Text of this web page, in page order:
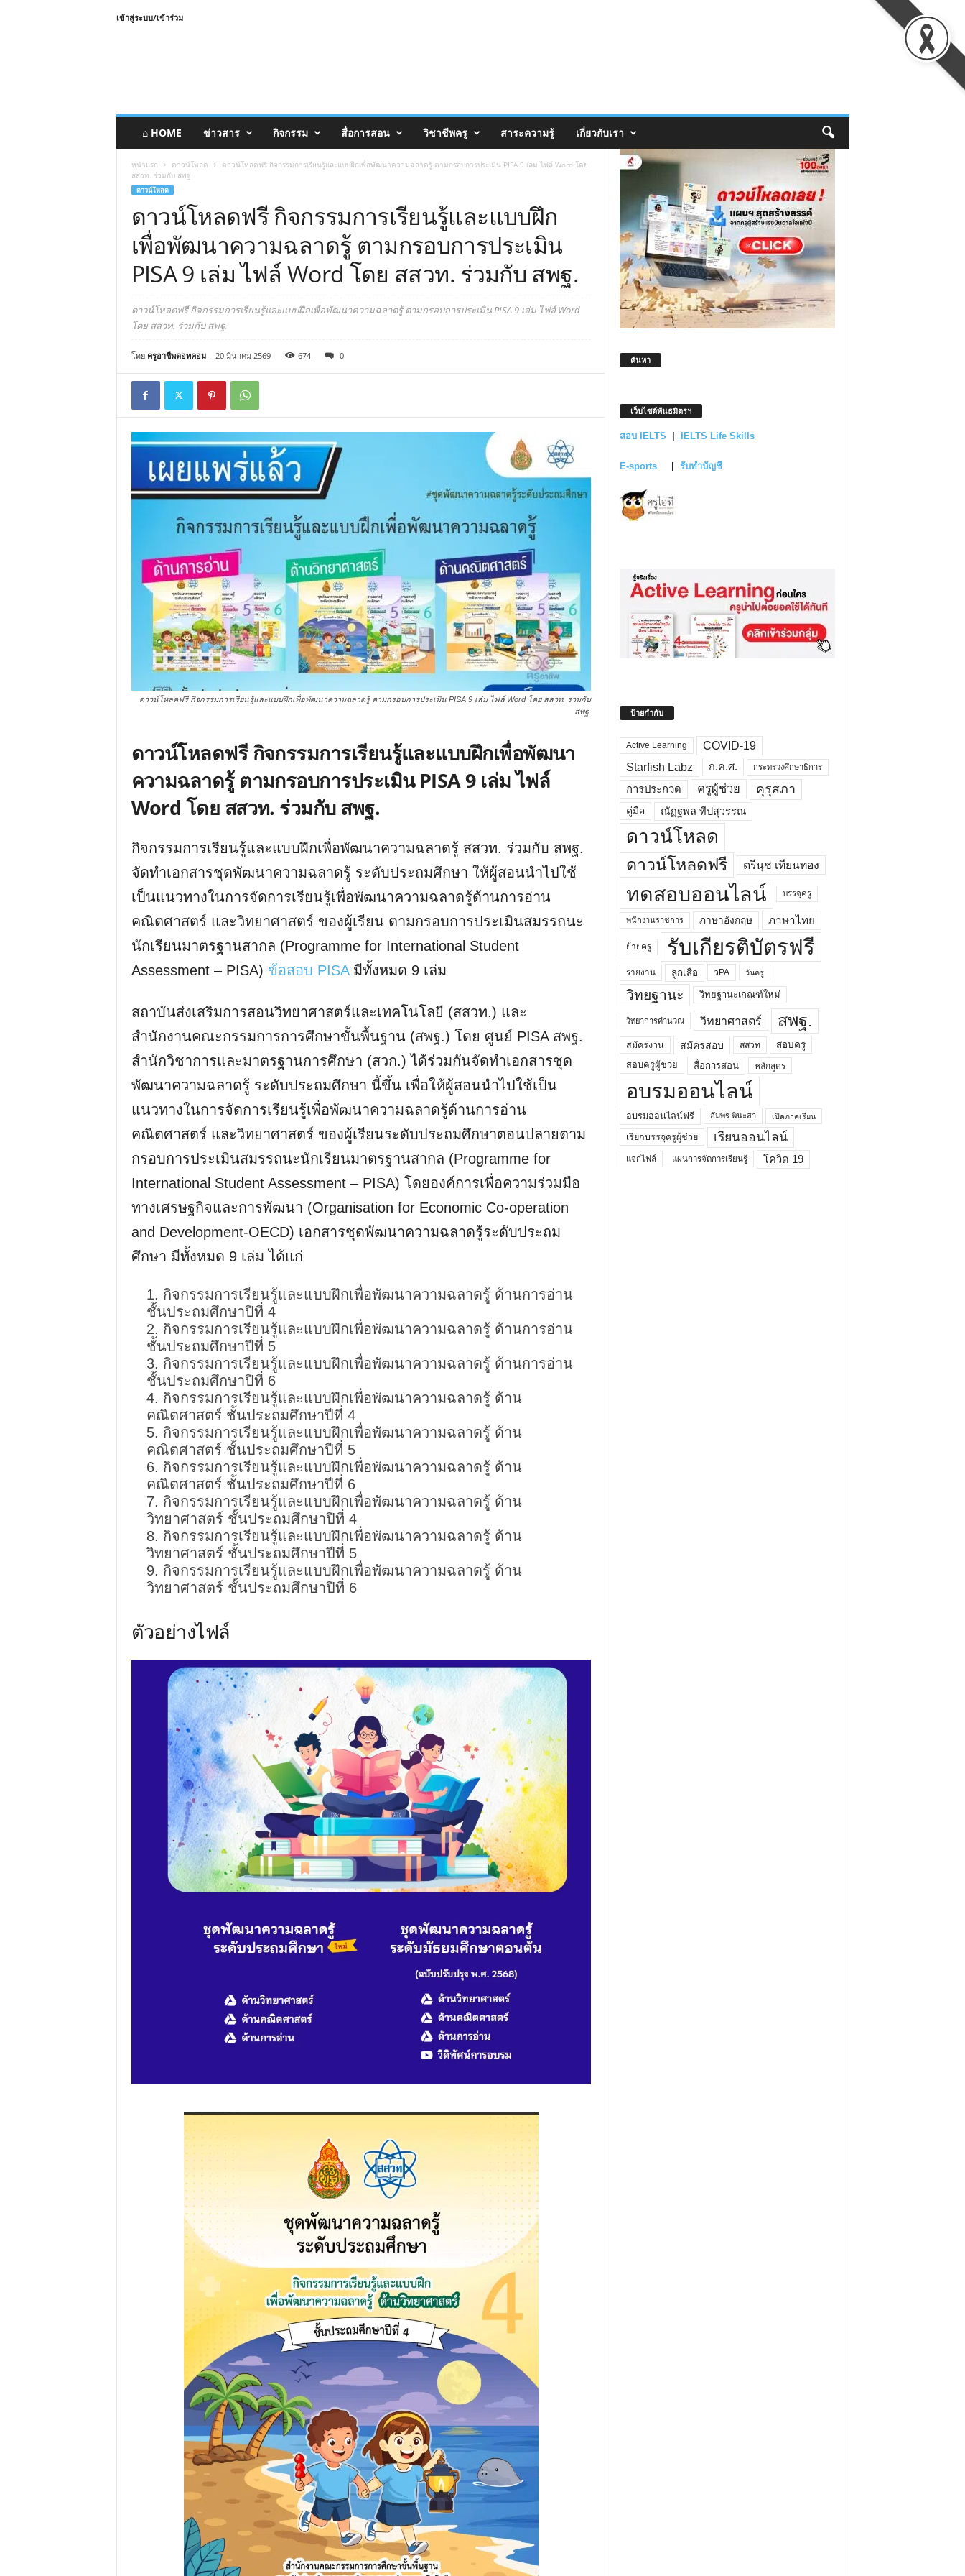
เข้าสู่ระบบ/เข้าร่วม
⌂ HOME ข่าวสาร กิจกรรม สื่อการสอน วิชาชีพครู สาระความรู้ เกี่ยวกับเรา
หน้าแรก ดาวน์โหลด
ดาวน์โหลดฟรี กิจกรรมการเรียนรู้และแบบฝึกเพื่อพัฒนาความฉลาดรู้ ตามกรอบการประเมิน PISA 9 เล่ม ไฟล์ Word โดย
สสวท. ร่วมกับ สพฐ.
ดาวน์โหลด
ดาวน์โหลดฟรี กิจกรรมการเรียนรู้และแบบฝึก
เพื่อพัฒนาความฉลาดรู้ ตามกรอบการประเมิน
PISA 9 เล่ม ไฟล์ Word โดย สสวท. ร่วมกับ สพฐ.
ดาวน์โหลดฟรี กิจกรรมการเรียนรู้และแบบฝึกเพื่อพัฒนาความฉลาดรู้ ตามกรอบการประเมิน PISA 9 เล่ม ไฟล์ Word
โดย สสวท. ร่วมกับ สพฐ.
โดย ครูอาชีพดอทคอม- 20 มีนาคม 2569 674 0
ดาวน์โหลดฟรี กิจกรรมการเรียนรู้และแบบฝึกเพื่อพัฒนาความฉลาดรู้ ตามกรอบการประเมิน PISA 9 เล่ม ไฟล์ Word โดย สสวท. ร่วมกับ
สพฐ.
ดาวน์โหลดฟรี กิจกรรมการเรียนรู้และแบบฝึกเพื่อพัฒนา
ความฉลาดรู้ ตามกรอบการประเมิน PISA 9 เล่ม ไฟล์
Word โดย สสวท. ร่วมกับ สพฐ.
กิจกรรมการเรียนรู้และแบบฝึกเพื่อพัฒนาความฉลาดรู้ สสวท. ร่วมกับ สพฐ.
จัดทำเอกสารชุดพัฒนาความฉลาดรู้ ระดับประถมศึกษา ให้ผู้สอนนำไปใช้
เป็นแนวทางในการจัดการเรียนรู้เพื่อพัฒนาความฉลาดรู้ด้านการอ่าน
คณิตศาสตร์ และวิทยาศาสตร์ ของผู้เรียน ตามกรอบการประเมินสมรรถนะ
นักเรียนมาตรฐานสากล (Programme for International Student
Assessment – PISA) ข้อสอบ PISA มีทั้งหมด 9 เล่ม
สถาบันส่งเสริมการสอนวิทยาศาสตร์และเทคโนโลยี (สสวท.) และ
สำนักงานคณะกรรมการการศึกษาขั้นพื้นฐาน (สพฐ.) โดย ศูนย์ PISA สพฐ.
สำนักวิชาการและมาตรฐานการศึกษา (สวก.) ได้ร่วมกันจัดทำเอกสารชุด
พัฒนาความฉลาดรู้ ระดับประถมศึกษา นี้ขึ้น เพื่อให้ผู้สอนนำไปใช้เป็น
แนวทางในการจัดการเรียนรู้เพื่อพัฒนาความฉลาดรู้ด้านการอ่าน
คณิตศาสตร์ และวิทยาศาสตร์ ของผู้เรียนระดับประถมศึกษาตอนปลายตาม
กรอบการประเมินสมรรถนะนักเรียนมาตรฐานสากล (Programme for
International Student Assessment – PISA) โดยองค์การเพื่อความร่วมมือ
ทางเศรษฐกิจและการพัฒนา (Organisation for Economic Co-operation
and Development-OECD) เอกสารชุดพัฒนาความฉลาดรู้ระดับประถม
ศึกษา มีทั้งหมด 9 เล่ม ได้แก่
กิจกรรมการเรียนรู้และแบบฝึกเพื่อพัฒนาความฉลาดรู้ ด้านการอ่าน
ชั้นประถมศึกษาปีที่ 4
กิจกรรมการเรียนรู้และแบบฝึกเพื่อพัฒนาความฉลาดรู้ ด้านการอ่าน
ชั้นประถมศึกษาปีที่ 5
กิจกรรมการเรียนรู้และแบบฝึกเพื่อพัฒนาความฉลาดรู้ ด้านการอ่าน
ชั้นประถมศึกษาปีที่ 6
กิจกรรมการเรียนรู้และแบบฝึกเพื่อพัฒนาความฉลาดรู้ ด้าน
คณิตศาสตร์ ชั้นประถมศึกษาปีที่ 4
กิจกรรมการเรียนรู้และแบบฝึกเพื่อพัฒนาความฉลาดรู้ ด้าน
คณิตศาสตร์ ชั้นประถมศึกษาปีที่ 5
กิจกรรมการเรียนรู้และแบบฝึกเพื่อพัฒนาความฉลาดรู้ ด้าน
คณิตศาสตร์ ชั้นประถมศึกษาปีที่ 6
กิจกรรมการเรียนรู้และแบบฝึกเพื่อพัฒนาความฉลาดรู้ ด้าน
วิทยาศาสตร์ ชั้นประถมศึกษาปีที่ 4
กิจกรรมการเรียนรู้และแบบฝึกเพื่อพัฒนาความฉลาดรู้ ด้าน
วิทยาศาสตร์ ชั้นประถมศึกษาปีที่ 5
กิจกรรมการเรียนรู้และแบบฝึกเพื่อพัฒนาความฉลาดรู้ ด้าน
วิทยาศาสตร์ ชั้นประถมศึกษาปีที่ 6
ตัวอย่างไฟล์
ค้นหา
เว็บไซต์พันธมิตรฯ
สอบ IELTS IELTS Life Skills
E-sports รับทำบัญชี
ป้ายกำกับ
Active Learning
COVID-19
Starfish Labz
ก.ค.ศ. กระทรวงศึกษาธิการ
การประกวด ครูผู้ช่วย คุรุสภา
คู่มือ ณัฏฐพล ทีปสุวรรณ
ดาวน์โหลด
ดาวน์โหลดฟรี ตรีนุช เทียนทอง
ทดสอบออนไลน์ บรรจุครู
พนักงานราชการ ภาษาอังกฤษ ภาษาไทย
ย้ายครู รับเกียรติบัตรฟรี
รายงาน ลูกเสือ วPA วันครู
วิทยฐานะ วิทยฐานะเกณฑ์ใหม่
วิทยาการคำนวณ วิทยาศาสตร์ สพฐ.
สมัครงาน สมัครสอบ สสวท
สอบครู
สอบครูผู้ช่วย
สื่อการสอน หลักสูตร
อบรมออนไลน์
อบรมออนไลน์ฟรี อัมพร พินะสา เปิดภาคเรียน
เรียกบรรจุครูผู้ช่วย เรียนออนไลน์
แจกไฟล์ แผนการจัดการเรียนรู้ โควิด 19